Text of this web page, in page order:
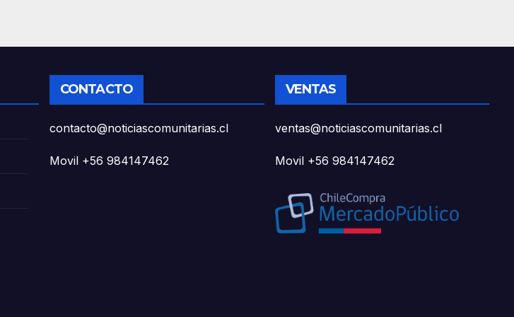
La Araucanía»»
CONTACTO
contacto@noticiascomunitarias.cl
Movil +56 984147462
VENTAS
ventas@noticiascomunitarias.cl
Movil +56 984147462